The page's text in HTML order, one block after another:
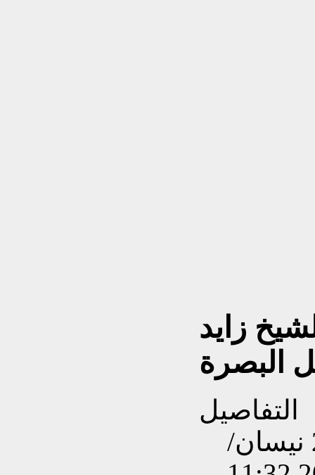
زايد
البصرة
التفاصيل
تم إنشاءه بتاريخ السبت, 26 نيسان/